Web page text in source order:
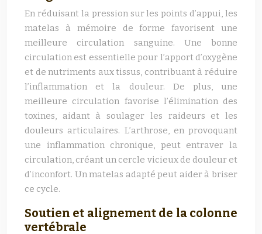
En réduisant la pression sur les points d’appui, les
matelas à mémoire de forme favorisent une
meilleure circulation sanguine. Une bonne
circulation est essentielle pour l’apport d’oxygène
et de nutriments aux tissus, contribuant à réduire
l’inflammation et la douleur. De plus, une
meilleure circulation favorise l’élimination des
toxines, aidant à soulager les raideurs et les
douleurs articulaires. L’arthrose, en provoquant
une inflammation chronique, peut entraver la
circulation, créant un cercle vicieux de douleur et
d’inconfort. Un matelas adapté peut aider à briser
ce cycle.
Soutien et alignement de la colonne
vertébrale